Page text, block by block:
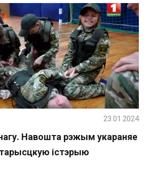
нагу. Навошта рэжым укараняе
істэрыю
23.01.2024